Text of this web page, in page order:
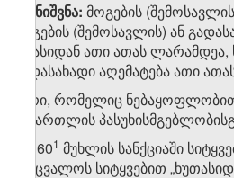
„შენიშვნა: მოგების
მოგების (შემოსავლის) ან
ათასიდან ათი ათას
გადასახადი აღემატება ათი
პირი, რომელიც
სამართლის
4. 160​1 მუხლის სანქციაში
შეიცვალოს სიტყვებით